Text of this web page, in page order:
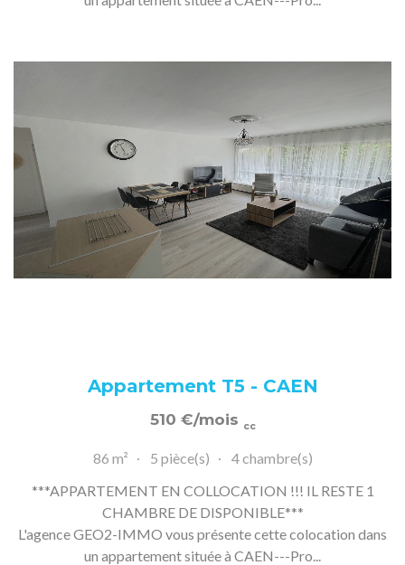
Appartement T5 - CAEN
510 €/mois cc
86 m² 5 pièce(s)
4 chambre(s)
***APPARTEMENT EN COLLOCATION !!! IL RESTE 1
CHAMBRE DE DISPONIBLE***
L'agence GEO2-IMMO vous présente cette colocation dans
un appartement située à CAEN---Pro...